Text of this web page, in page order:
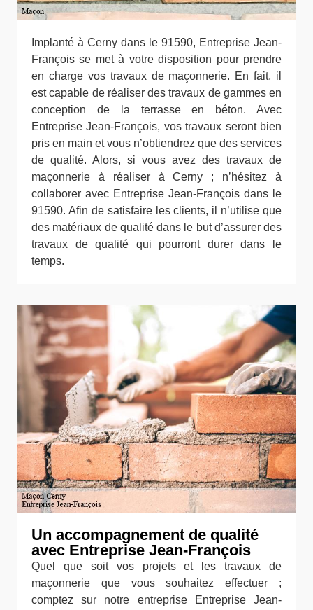
Implanté à Cerny dans le 91590, Entreprise Jean-
François se met à votre disposition pour prendre
en charge vos travaux de maçonnerie. En fait, il
est capable de réaliser des travaux de gammes en
conception de la terrasse en béton. Avec
Entreprise Jean-François, vos travaux seront bien
pris en main et vous n’obtiendrez que des services
de qualité. Alors, si vous avez des travaux de
maçonnerie à réaliser à Cerny ; n’hésitez à
collaborer avec Entreprise Jean-François dans le
91590. Afin de satisfaire les clients, il n’utilise que
des matériaux de qualité dans le but d’assurer des
travaux de qualité qui pourront durer dans le
temps.
Un accompagnement de qualité
avec Entreprise Jean-François
Quel que soit vos projets et les travaux de
maçonnerie que vous souhaitez effectuer ;
comptez sur notre entreprise Entreprise Jean-